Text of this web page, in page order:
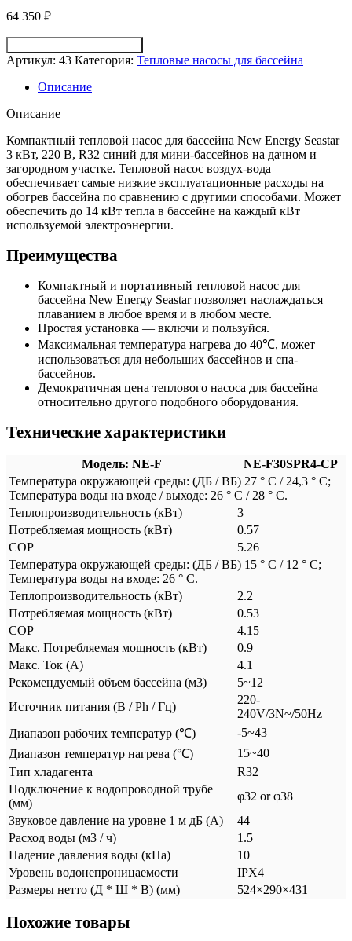
64 350 ₽
Артикул: 43 Категория: Тепловые насосы для бассейна
Описание
Описание
Компактный тепловой насос для бассейна New Energy Seastar
3 кВт, 220 В, R32 синий для мини-бассейнов на дачном и
загородном участке. Тепловой насос воздух-вода
обеспечивает самые низкие эксплуатационные расходы на
обогрев бассейна по сравнению с другими способами. Может
обеспечить до 14 кВт тепла в бассейне на каждый кВт
используемой электроэнергии.
Преимущества
Компактный и портативный тепловой насос для
бассейна New Energy Seastar позволяет наслаждаться
плаванием в любое время и в любом месте.
Простая установка — включи и пользуйся.
Максимальная температура нагрева до 40℃, может
использоваться для небольших бассейнов и спа-
бассейнов.
Демократичная цена теплового насоса для бассейна
относительно другого подобного оборудования.
Технические характеристики
Модель: NE-F
NE-F30SPR4-CP
Температура окружающей среды: (ДБ / ВБ) 27 ° C / 24,3 ° C;
Температура воды на входе / выходе: 26 ° C / 28 ° C.
Теплопроизводительность (кВт)
3
Потребляемая мощность (кВт)
0.57
COP
5.26
Температура окружающей среды: (ДБ / ВБ) 15 ° C / 12 ° C;
Температура воды на входе: 26 ° C.
Теплопроизводительность (кВт)
2.2
Потребляемая мощность (кВт)
0.53
COP
4.15
Mакс. Потребляемая мощность (кВт)
0.9
Mакс. Ток (А)
4.1
Рекомендуемый объем бассейна (м3)
5~12
Источник питания (В / Ph / Гц)
220-
240V/3N~/50Hz
Диапазон рабочих температур (℃)
-5~43
Диапазон температур нагрева (℃)
15~40
Тип хладагента
R32
Подключение к водопроводной трубе
(мм)
φ32 or φ38
Звуковое давление на уровне 1 м дБ (А)
44
Расход воды (м3 / ч)
1.5
Падение давления воды (кПа)
10
Уровень водонепроницаемости
IPX4
Размеры нетто (Д * Ш * В) (мм)
524×290×431
Похожие товары